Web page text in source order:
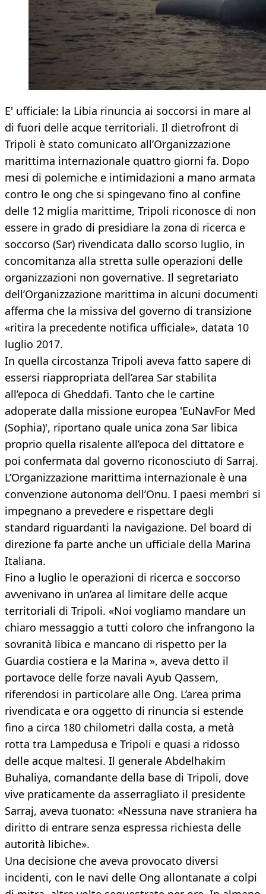
E' ufficiale: la Libia rinuncia ai soccorsi in mare al
di fuori delle acque territoriali. Il dietrofront di
Tripoli è stato comunicato all’Organizzazione
marittima internazionale quattro giorni fa. Dopo
mesi di polemiche e intimidazioni a mano armata
contro le ong che si spingevano fino al confine
delle 12 miglia marittime, Tripoli riconosce di non
essere in grado di presidiare la zona di ricerca e
soccorso (Sar) rivendicata dallo scorso luglio, in
concomitanza alla stretta sulle operazioni delle
organizzazioni non governative. Il segretariato
dell’Organizzazione marittima in alcuni documenti
afferma che la missiva del governo di transizione
«ritira la precedente notifica ufficiale», datata 10
luglio 2017.
In quella circostanza Tripoli aveva fatto sapere di
essersi riappropriata dell’area Sar stabilita
all’epoca di Gheddafi. Tanto che le cartine
adoperate dalla missione europea 'EuNavFor Med
(Sophia)', riportano quale unica zona Sar libica
proprio quella risalente all’epoca del dittatore e
poi confermata dal governo riconosciuto di Sarraj.
L’Organizzazione marittima internazionale è una
convenzione autonoma dell’Onu. I paesi membri si
impegnano a prevedere e rispettare degli
standard riguardanti la navigazione. Del board di
direzione fa parte anche un ufficiale della Marina
Italiana.
Fino a luglio le operazioni di ricerca e soccorso
avvenivano in un’area al limitare delle acque
territoriali di Tripoli. «Noi vogliamo mandare un
chiaro messaggio a tutti coloro che infrangono la
sovranità libica e mancano di rispetto per la
Guardia costiera e la Marina », aveva detto il
portavoce delle forze navali Ayub Qassem,
riferendosi in particolare alle Ong. L’area prima
rivendicata e ora oggetto di rinuncia si estende
fino a circa 180 chilometri dalla costa, a metà
rotta tra Lampedusa e Tripoli e quasi a ridosso
delle acque maltesi. Il generale Abdelhakim
Buhaliya, comandante della base di Tripoli, dove
vive praticamente da asserragliato il presidente
Sarraj, aveva tuonato: «Nessuna nave straniera ha
diritto di entrare senza espressa richiesta delle
autorità libiche».
Una decisione che aveva provocato diversi
incidenti, con le navi delle Ong allontanate a colpi